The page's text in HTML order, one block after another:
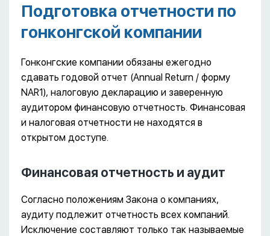
Подготовка отчетности по
гонконгской компании
Гонконгские компании обязаны ежегодно
сдавать годовой отчет (Annual Return / форму
NAR1), налоговую декларацию и заверенную
аудитором финансовую отчетность. Финансовая
и налоговая отчетности не находятся в
открытом доступе.
Финансовая отчетность и аудит
Согласно положениям Закона о компаниях,
аудиту подлежит отчетность всех компаний.
Исключение составляют только так называемые